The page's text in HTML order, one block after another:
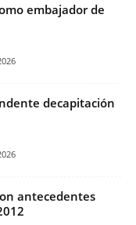
embajador de
decapitación
antecedentes